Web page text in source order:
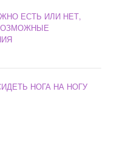
ЕСТЬ ИЛИ НЕТ,
НОГА НА НОГУ